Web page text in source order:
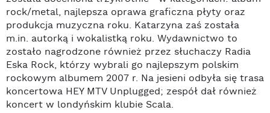
rock/metal, najlepsza oprawa graficzna płyty oraz
produkcja muzyczna roku. Katarzyna zaś została
m.in. autorką i wokalistką roku. Wydawnictwo to
zostało nagrodzone również przez słuchaczy Radia
Eska Rock, którzy wybrali go najlepszym polskim
rockowym albumem 2007 r. Na jesieni odbyła się trasa
koncertowa HEY MTV Unplugged; zespół dał również
koncert w londyńskim klubie Scala.